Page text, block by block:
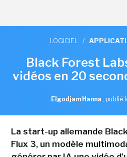
LOGICIEL /
Black Forest
vidéos en 20
Elgodjam Hanna , publié
La start-up allemande
Flux 3, un modèle